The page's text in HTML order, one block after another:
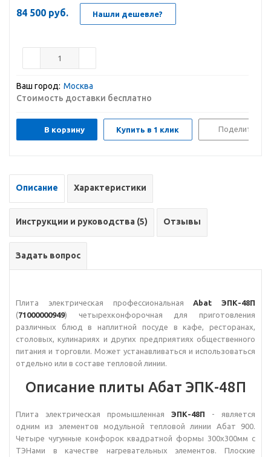
84 500 руб. Нашли дешевле?
Ваш город: Москва
Стоимость доставки бесплатно
В корзину Купить в 1 клик Поделиться
Описание Характеристики
Инструкции и руководства (5) Отзывы
Задать вопрос
Плита электрическая профессиональная Abat ЭПК-48П
(71000000949) четырехконфорочная для приготовления
различных блюд в наплитной посуде в кафе, ресторанах,
столовых, кулинариях и других предприятиях общественного
питания и торговли. Может устанавливаться и использоваться
отдельно или в составе тепловой линии.
Описание плиты Абат ЭПК-48П
Плита электрическая промышленная ЭПК-48П - является
одним из элементов модульной тепловой линии Абат 900.
Четыре чугунные конфорок квадратной формы 300х300мм с
ТЭНами в качестве нагревательных элементов. Плоские